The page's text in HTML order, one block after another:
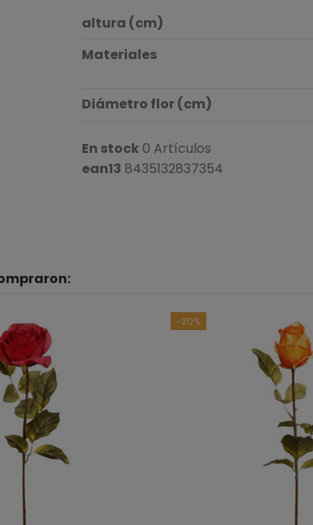
altura (cm)
Materiales
Diámetro flor (cm)
En stock 0 Artículos
ean13 8435132837354
-20%